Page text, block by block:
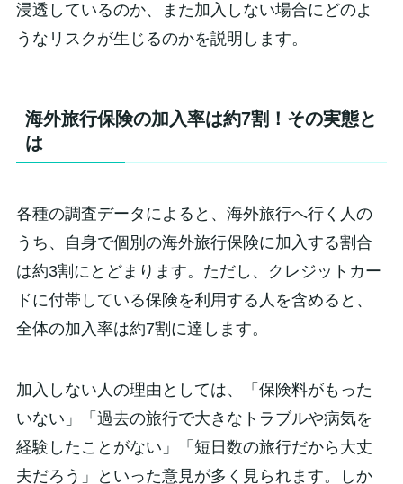
浸透しているのか、また加入しない場合にどのよ
うなリスクが生じるのかを説明します。
海外旅行保険の加入率は約7割！その実態と
は
各種の調査データによると、海外旅行へ行く人の
うち、自身で個別の海外旅行保険に加入する割合
は約3割にとどまります。ただし、クレジットカー
ドに付帯している保険を利用する人を含めると、
全体の加入率は約7割に達します。
加入しない人の理由としては、「保険料がもった
いない」「過去の旅行で大きなトラブルや病気を
経験したことがない」「短日数の旅行だから大丈
夫だろう」といった意見が多く見られます。しか